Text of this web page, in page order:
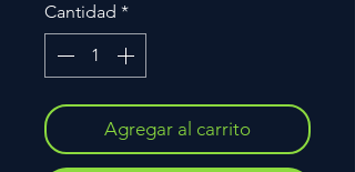
Cantidad *
Agregar al carrito